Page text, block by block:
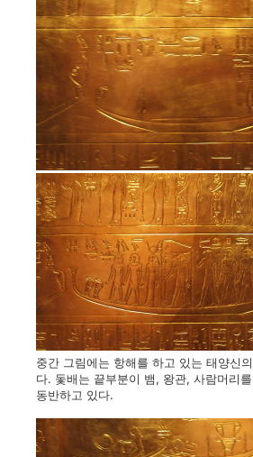
중간 그림에는 항해를 하고 있는 태양신
다. 돛배는 끝부분이 뱀, 왕관, 사람머리
동반하고 있다.